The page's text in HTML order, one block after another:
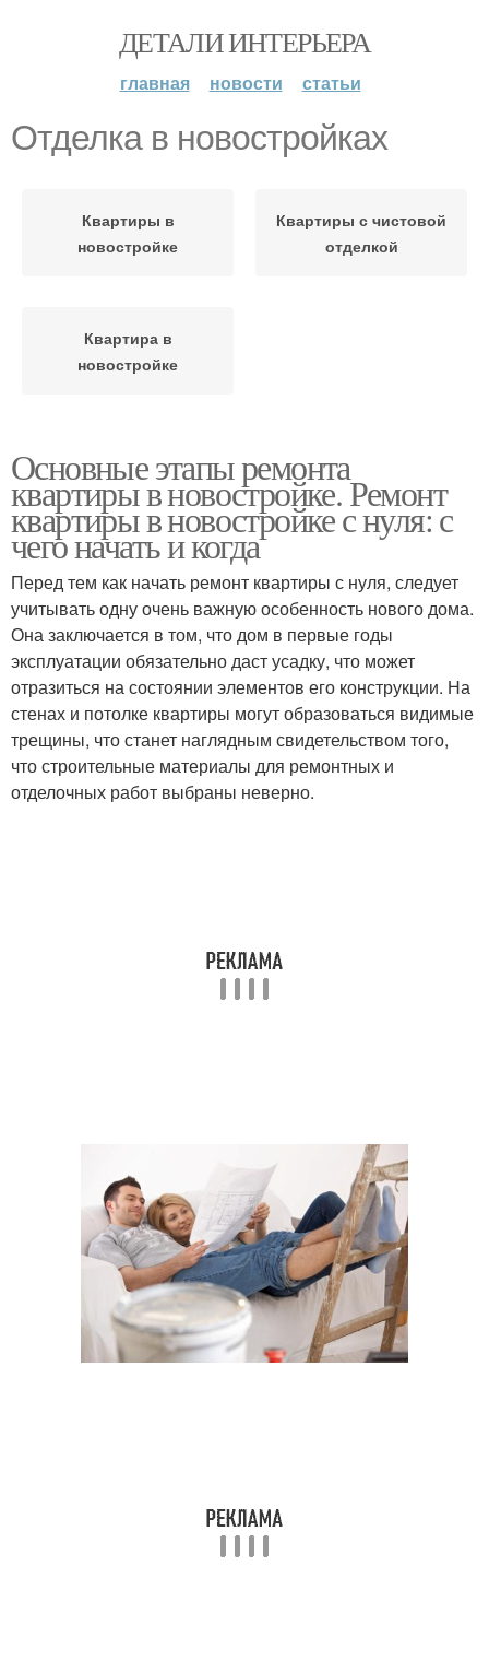
ДЕТАЛИ ИНТЕРЬЕРА
главная новости статьи
Отделка в новостройках
Квартиры в
новостройке
Квартиры с чистовой
отделкой
Квартира в
новостройке
Основные этапы ремонта
квартиры в новостройке. Ремонт
квартиры в новостройке с нуля: с
чего начать и когда
Перед тем как начать ремонт квартиры с нуля, следует
учитывать одну очень важную особенность нового дома.
Она заключается в том, что дом в первые годы
эксплуатации обязательно даст усадку, что может
отразиться на состоянии элементов его конструкции. На
стенах и потолке квартиры могут образоваться видимые
трещины, что станет наглядным свидетельством того,
что строительные материалы для ремонтных и
отделочных работ выбраны неверно.